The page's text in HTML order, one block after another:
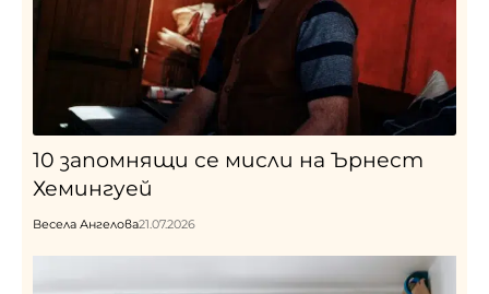
10 запомнящи се мисли на Ърнест
Хемингуей
Весела Ангелова21.07.2026